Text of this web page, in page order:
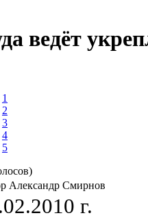
ведёт
1
2
3
4
5
Александр Смирнов
г.